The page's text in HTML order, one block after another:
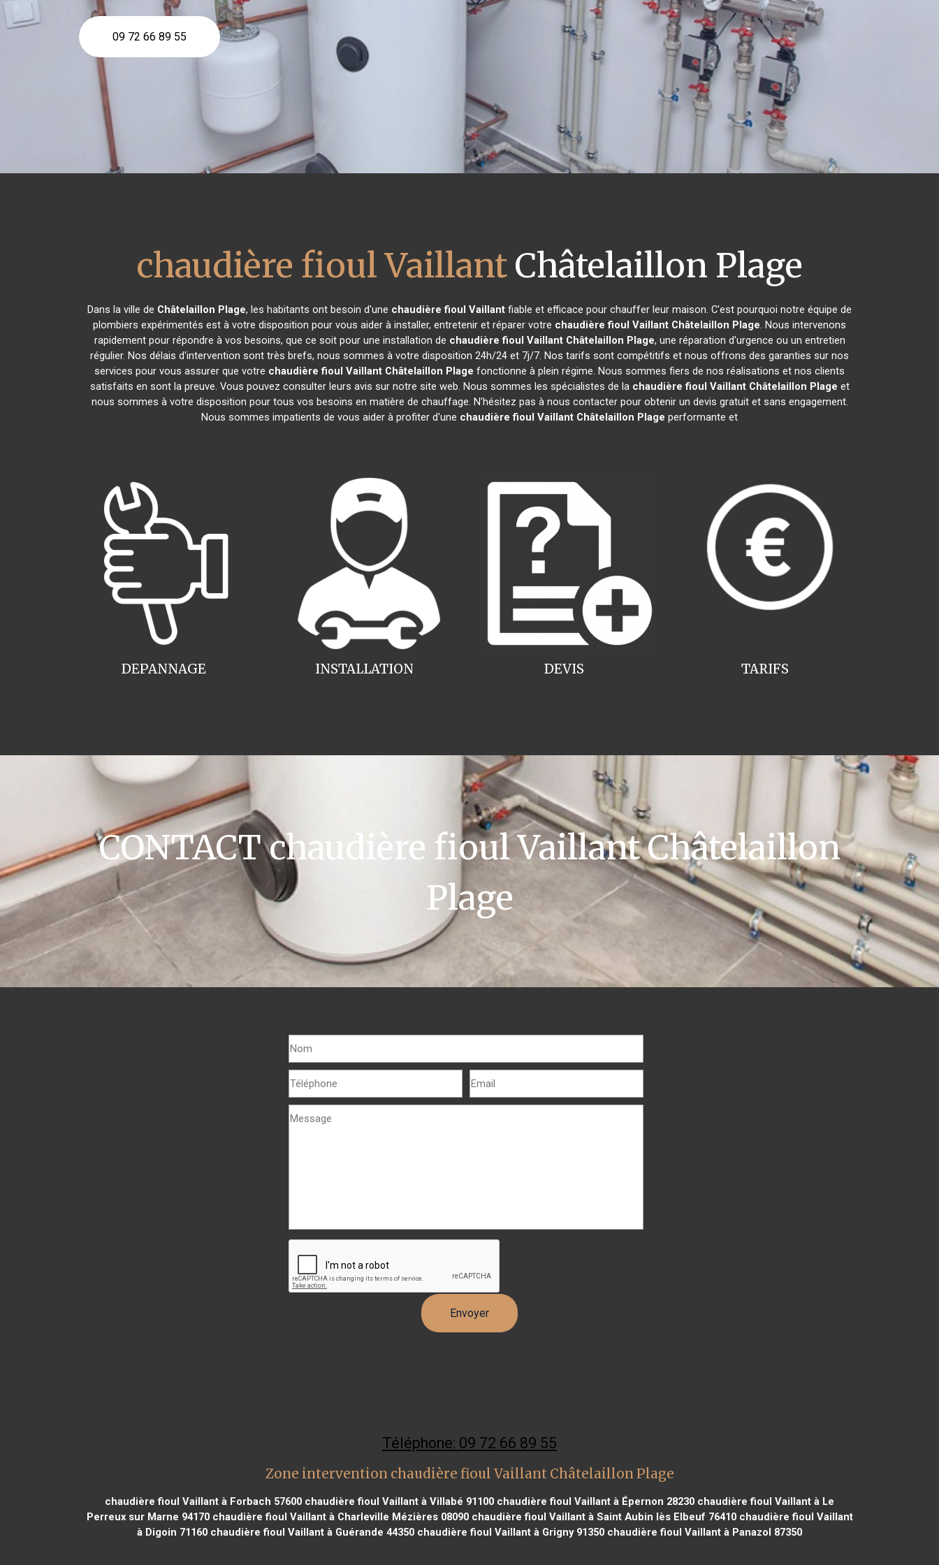
09 72 66 89 55
chaudière fioul Vaillant Châtelaillon Plage
Dans la ville de Châtelaillon Plage, les habitants ont besoin d'une chaudière fioul Vaillant fiable et efficace pour chauffer leur maison. C'est pourquoi notre équipe de
plombiers expérimentés est à votre disposition pour vous aider à installer, entretenir et réparer votre chaudière fioul Vaillant Châtelaillon Plage. Nous intervenons
rapidement pour répondre à vos besoins, que ce soit pour une installation de chaudière fioul Vaillant Châtelaillon Plage, une réparation d'urgence ou un entretien
régulier. Nos délais d'intervention sont très brefs, nous sommes à votre disposition 24h/24 et 7j/7. Nos tarifs sont compétitifs et nous offrons des garanties sur nos
services pour vous assurer que votre chaudière fioul Vaillant Châtelaillon Plage fonctionne à plein régime. Nous sommes fiers de nos réalisations et nos clients
satisfaits en sont la preuve. Vous pouvez consulter leurs avis sur notre site web. Nous sommes les spécialistes de la chaudière fioul Vaillant Châtelaillon Plage et
nous sommes à votre disposition pour tous vos besoins en matière de chauffage. N'hésitez pas à nous contacter pour obtenir un devis gratuit et sans engagement.
Nous sommes impatients de vous aider à profiter d'une chaudière fioul Vaillant Châtelaillon Plage performante et
INSTALLATION
DEPANNAGE TARIFS
DEVIS
CONTACT chaudière fioul Vaillant Châtelaillon
Plage
Téléphone: 09 72 66 89 55
Zone intervention chaudière fioul Vaillant Châtelaillon Plage
chaudière fioul Vaillant à Forbach 57600 chaudière fioul Vaillant à Villabé 91100 chaudière fioul Vaillant à Épernon 28230 chaudière fioul Vaillant à Le
Perreux sur Marne 94170chaudière fioul Vaillant à Charleville Mézières 08090chaudière fioul Vaillant à Saint Aubin lès Elbeuf 76410chaudière fioul Vaillant
à Digoin 71160 chaudière fioul Vaillant à Guérande 44350 chaudière fioul Vaillant à Grigny 91350 chaudière fioul Vaillant à Panazol 87350